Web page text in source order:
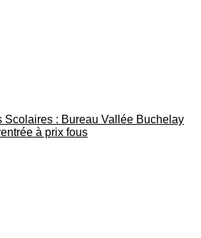
Scolaires : Bureau Vallée Buchelay
à prix fous